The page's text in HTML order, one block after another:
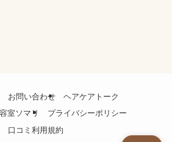
お問い合わせ
ヘアケアトーク
室ソマリ
プライバシーポリシー
口コミ利用規約